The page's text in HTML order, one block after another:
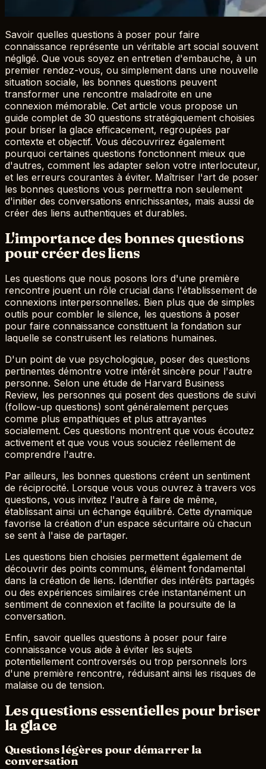
Savoir quelles questions à poser pour faire
connaissance représente un véritable art social souvent
négligé. Que vous soyez en entretien d'embauche, à un
premier rendez-vous, ou simplement dans une nouvelle
situation sociale, les bonnes questions peuvent
transformer une rencontre maladroite en une
connexion mémorable. Cet article vous propose un
guide complet de 30 questions stratégiquement choisies
pour briser la glace efficacement, regroupées par
contexte et objectif. Vous découvrirez également
pourquoi certaines questions fonctionnent mieux que
d'autres, comment les adapter selon votre interlocuteur,
et les erreurs courantes à éviter. Maîtriser l'art de poser
les bonnes questions vous permettra non seulement
d'initier des conversations enrichissantes, mais aussi de
créer des liens authentiques et durables.
L'importance des bonnes questions
pour créer des liens
Les questions que nous posons lors d'une première
rencontre jouent un rôle crucial dans l'établissement de
connexions interpersonnelles. Bien plus que de simples
outils pour combler le silence, les questions à poser
pour faire connaissance constituent la fondation sur
laquelle se construisent les relations humaines.
D'un point de vue psychologique, poser des questions
pertinentes démontre votre intérêt sincère pour l'autre
personne. Selon une étude de Harvard Business
Review, les personnes qui posent des questions de suivi
(follow-up questions) sont généralement perçues
comme plus empathiques et plus attrayantes
socialement. Ces questions montrent que vous écoutez
activement et que vous vous souciez réellement de
comprendre l'autre.
Par ailleurs, les bonnes questions créent un sentiment
de réciprocité. Lorsque vous vous ouvrez à travers vos
questions, vous invitez l'autre à faire de même,
établissant ainsi un échange équilibré. Cette dynamique
favorise la création d'un espace sécuritaire où chacun
se sent à l'aise de partager.
Les questions bien choisies permettent également de
découvrir des points communs, élément fondamental
dans la création de liens. Identifier des intérêts partagés
ou des expériences similaires crée instantanément un
sentiment de connexion et facilite la poursuite de la
conversation.
Enfin, savoir quelles questions à poser pour faire
connaissance vous aide à éviter les sujets
potentiellement controversés ou trop personnels lors
d'une première rencontre, réduisant ainsi les risques de
malaise ou de tension.
Les questions essentielles pour briser
la glace
Questions légères pour démarrer la
conversation